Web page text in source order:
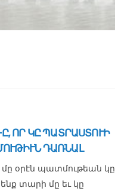
Ը, ՈՐ ԿԸ ՊԱՏՐԱՍՏՈՒԻ
ԴԱՌՆԱԼ
օրէն պատմութեան կը
տարի մը եւ կը